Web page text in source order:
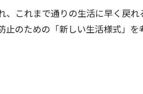
これまで通りの生活に早く戻
止のための「新しい生活様式」